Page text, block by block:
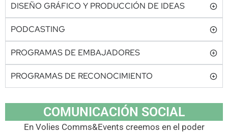
DISEÑO GRÁFICO Y PRODUCCIÓN DE IDEAS
PODCASTING
PROGRAMAS DE EMBAJADORES
PROGRAMAS DE RECONOCIMIENTO
COMUNICACIÓN SOCIAL
En Volies Comms&Events creemos en el poder